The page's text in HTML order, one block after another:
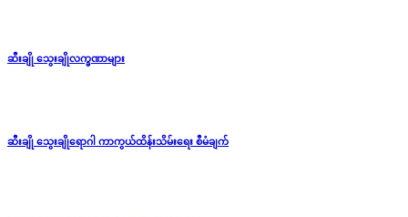
ဆီးချို သွေးချိုလက္ခဏာများ
ဆီးချို သွေးချိုရောဂါ ကာကွယ်ထိန်းသိမ်းရေး စီမံချက်